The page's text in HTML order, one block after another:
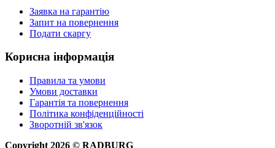
Заявка на гарантію
Запит на повернення
Подати скаргу
Корисна інформація
Правила та умови
Умови доставки
Гарантія та повернення
Політика конфіденційності
Зворотній зв'язок
Copyright 2026 © RADBURG